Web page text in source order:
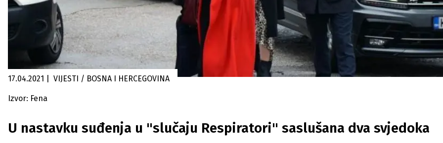
17.04.2021 VIJESTI / BOSNA I HERCEGOVINA
Izvor: Fena
U nastavku suđenja u "slučaju Respiratori" saslušana dva svjedoka